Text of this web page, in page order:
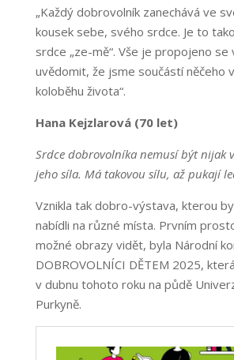
„Každý dobrovolník zanechává ve
kousek sebe, svého srdce. Je to
srdce „ze-mě“. Vše je propojeno se
uvědomit, že jsme součástí něčeho
koloběhu života“.
Hana Kejzlarová (70 let)
Srdce dobrovolníka nemusí být nijak
jeho síla. Má takovou sílu, až pukají
Vznikla tak dobro-výstava, kterou
nabídli na různé místa. Prvním
možné obrazy vidět, byla Národní
DOBROVOLNÍCI DĚTEM 2025,
v dubnu tohoto roku na půdě
Purkyně.